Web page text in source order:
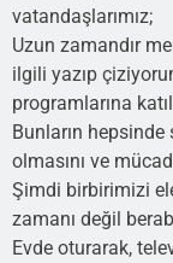
vatandaşlarımız;
Uzun zamandır
ilgili yazıp
programlarına
Bunların hepsinde
olmasını ve
Şimdi birbirimizi
zamanı değil
Evde oturarak,